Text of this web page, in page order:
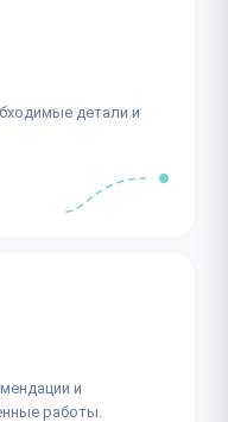
детали и
и
работы.